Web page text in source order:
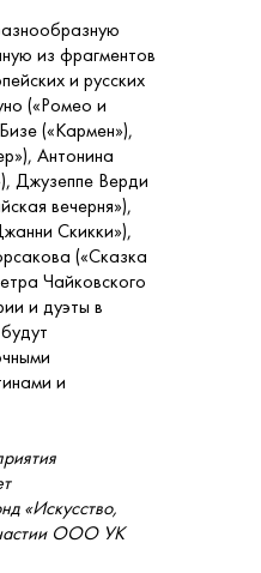
из фрагментов
и русских
(«Ромео и
(«Кармен»),
Антонина
Джузеппе Верди
вечерня»),
Скикки»),
(«Сказка
Чайковского
и дуэты в
и
«Искусство,
ООО УК